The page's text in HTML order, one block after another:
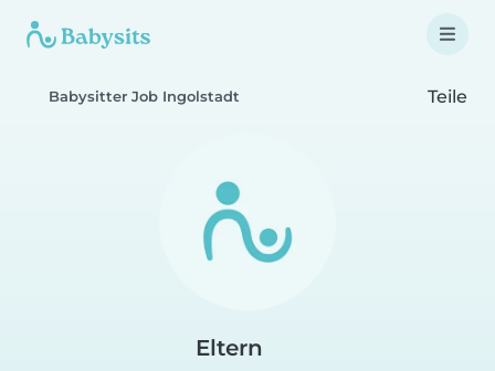
Babysitter Job Ingolstadt Teile
Eltern